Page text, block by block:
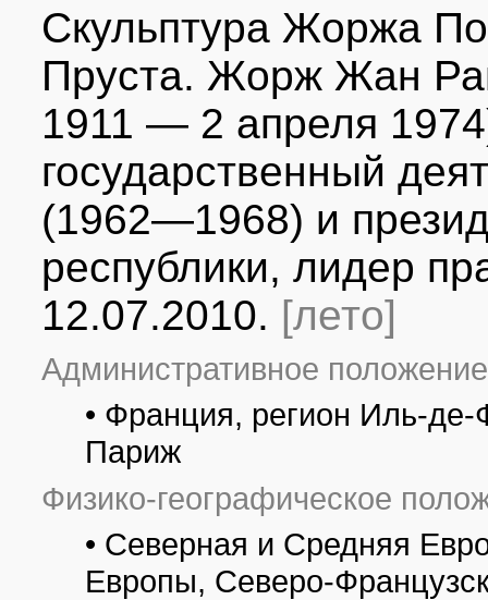
Скульптура Жоржа
Пруста. Жорж Жан
1911 — 2 апреля
государственный
(1962—1968) и
республики, лидер
12.07.2010. [лето]
Административное
• Франция, регион Иль-
Париж
Физико-географическое
• Северная и Средняя
Европы, Северо-